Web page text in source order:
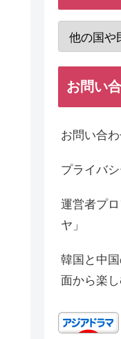
お問い
お問い合
プライバ
運営者プ
ヤ」
韓国と中国
面から楽